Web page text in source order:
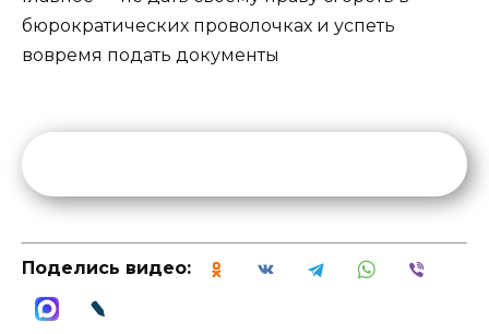
бюрократических проволочках и успеть
вовремя подать документы
Поделись видео: